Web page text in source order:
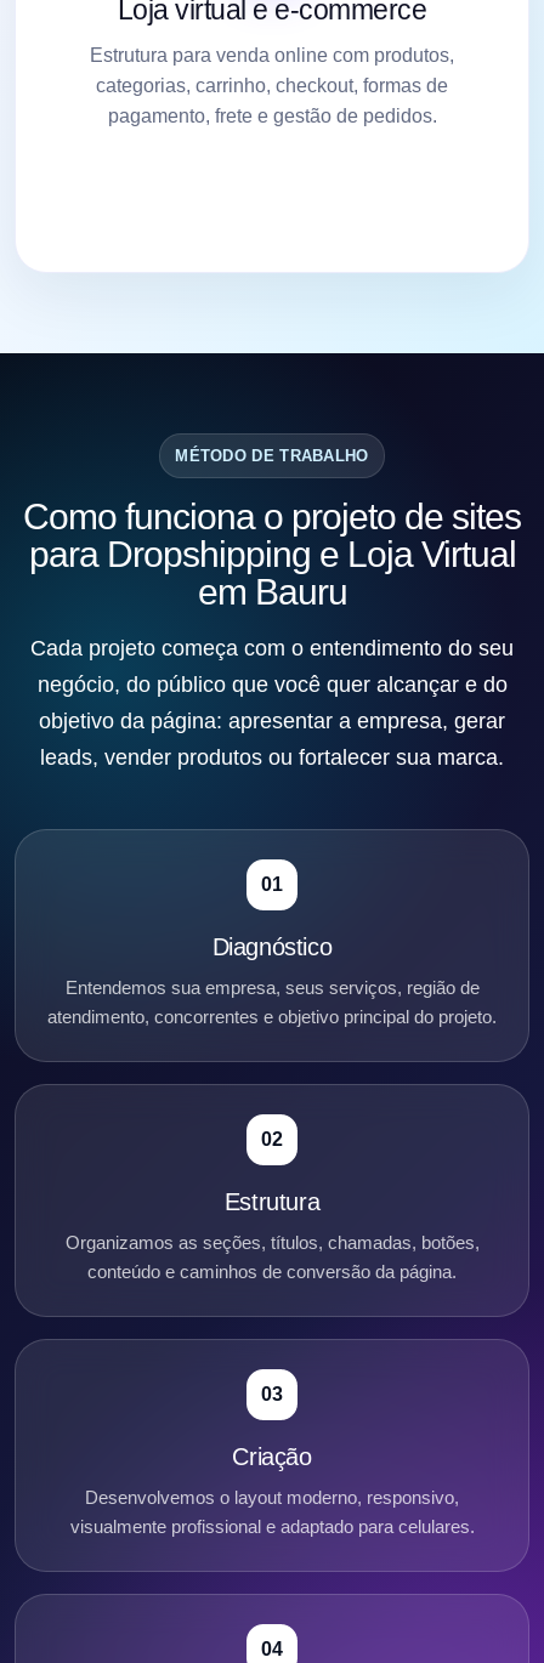
Loja virtual e e-commerce
Estrutura para venda online com produtos,
categorias, carrinho, checkout, formas de
pagamento, frete e gestão de pedidos.
MÉTODO DE TRABALHO
Como funciona o projeto de sites
para Dropshipping e Loja Virtual
em Bauru
Cada projeto começa com o entendimento do seu
negócio, do público que você quer alcançar e do
objetivo da página: apresentar a empresa, gerar
leads, vender produtos ou fortalecer sua marca.
01
Diagnóstico
Entendemos sua empresa, seus serviços, região de
atendimento, concorrentes e objetivo principal do projeto.
02
Estrutura
Organizamos as seções, títulos, chamadas, botões,
conteúdo e caminhos de conversão da página.
03
Criação
Desenvolvemos o layout moderno, responsivo,
visualmente profissional e adaptado para celulares.
04